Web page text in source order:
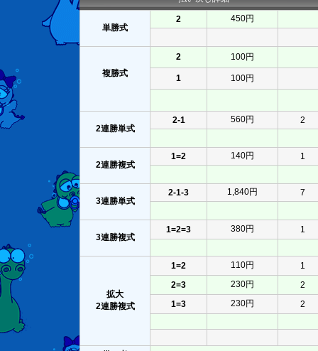
単勝式
2 450円
複勝式
2 100円
1 100円
2連勝単式
2-1 560円 2
2連勝複式
1=2 140円 1
3連勝単式
2-1-3 1,840円 7
3連勝複式
1=2=3 380円 1
拡大
2連勝複式
1=2 110円
1
2=3
230円
2
1=3
230円 2